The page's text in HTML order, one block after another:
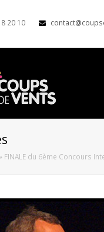
20 10
» FINALE du 6ème Concours